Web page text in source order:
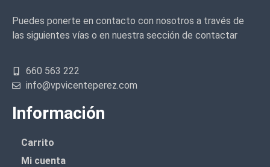
Puedes ponerte en contacto con nosotros a través de
las siguientes vías o en nuestra sección de contactar
660 563 222
info@vpvicenteperez.com
Información
Carrito
Mi cuenta